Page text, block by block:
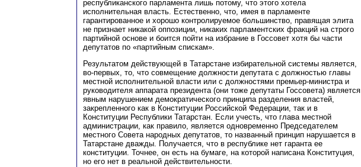
республиканского парламента лишь потому, что этого хотела
исполнительная власть. Естественно, что, имея в парламенте
гарантированное и хорошо контролируемое большинство, правящая элита
не признает никакой оппозиции, никаких парламентских фракций на строго
партийной основе и боится пойти на избрание в Госсовет хотя бы части
депутатов по «партийным спискам».
Результатом действующей в Татарстане избирательной системы является,
во-первых, то, что совмещение должности депутата с должностью главы
местной исполнительной власти или с должностями премьер-министра и
руководителя аппарата президента (они тоже депутаты Госсовета) является
явным нарушением демократического принципа разделения властей,
закрепленного как в Конституции Российской Федерации, так и в
Конституции Республики Татарстан. Если учесть, что глава местной
администрации, как правило, является одновременно Председателем
местного Совета народных депутатов, то названный принцип нарушается в
Татарстане дважды. Получается, что в республике нет гаранта ее
конституции. Точнее, он есть на бумаге, на которой написана Конституция,
но его нет в реальной действительности.